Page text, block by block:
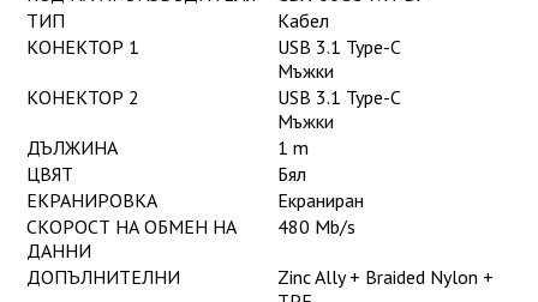
ТИП
Кабел
КОНЕКТОР 1
USB 3.1 Type-C
Мъжки
КОНЕКТОР 2
USB 3.1 Type-C
Мъжки
ДЪЛЖИНА
1 m
ЦВЯТ
Бял
ЕКРАНИРОВКА
Екраниран
СКОРОСТ НА ОБМЕН НА
ДАННИ
480 Mb/s
ДОПЪЛНИТЕЛНИ
Zinc Ally + Braided Nylon +